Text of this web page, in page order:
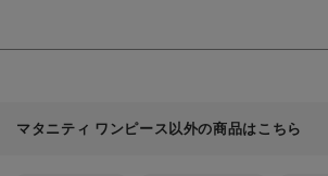
マタニティ ワンピース以外の商品はこちら